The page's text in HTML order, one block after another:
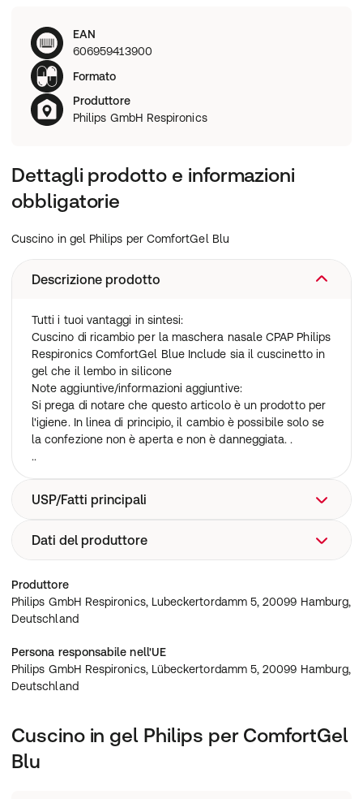
EAN
606959413900
Formato
Produttore
Philips GmbH Respironics
Dettagli prodotto e informazioni
obbligatorie
Cuscino in gel Philips per ComfortGel Blu
Descrizione prodotto
Tutti i tuoi vantaggi in sintesi:
Cuscino di ricambio per la maschera nasale CPAP Philips
Respironics ComfortGel Blue Include sia il cuscinetto in
gel che il lembo in silicone
Note aggiuntive/informazioni aggiuntive:
Si prega di notare che questo articolo è un prodotto per
l'igiene. In linea di principio, il cambio è possibile solo se
la confezione non è aperta e non è danneggiata. .
..
USP/Fatti principali
Maschera a pieno facciale
Dati del produttore
Philips GmbH Respironics, Lubeckertordamm 5, 20099
Hamburg, Deutschland
Produttore
Philips GmbH Respironics, Lubeckertordamm 5, 20099 Hamburg,
Deutschland
Persona responsabile nell'UE
Philips GmbH Respironics, Lübeckertordamm 5, 20099 Hamburg,
Deutschland
Cuscino in gel Philips per ComfortGel
Blu